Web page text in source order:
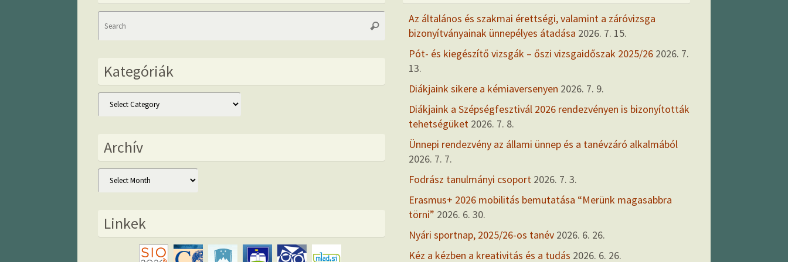
Search
Search
Kategóriák
Kategóriák
Archív
Archív
Linkek
Az általános és szakmai érettségi, valamint a záróvizsga
bizonyítványainak ünnepélyes átadása 2026. 7. 15.
Pót- és kiegészítő vizsgák – őszi vizsgaidőszak 2025/26 2026. 7.
13.
Diákjaink sikere a kémiaversenyen 2026. 7. 9.
Diákjaink a Szépségfesztivál 2026 rendezvényen is bizonyították
tehetségüket 2026. 7. 8.
Ünnepi rendezvény az állami ünnep és a tanévzáró alkalmából
2026. 7. 7.
Fodrász tanulmányi csoport 2026. 7. 3.
Erasmus+ 2026 mobilitás bemutatása “Merünk magasabbra
törni” 2026. 6. 30.
Nyári sportnap, 2025/26-os tanév 2026. 6. 26.
Kéz a kézben a kreativitás és a tudás 2026. 6. 26.